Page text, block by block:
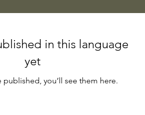
in this language
yet
published, you’ll see them here.